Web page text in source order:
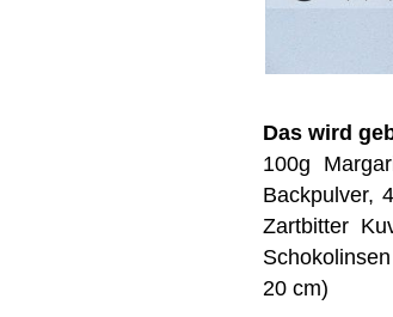
Das wird
100g
Backpulver,
Zartbitter
20 cm)